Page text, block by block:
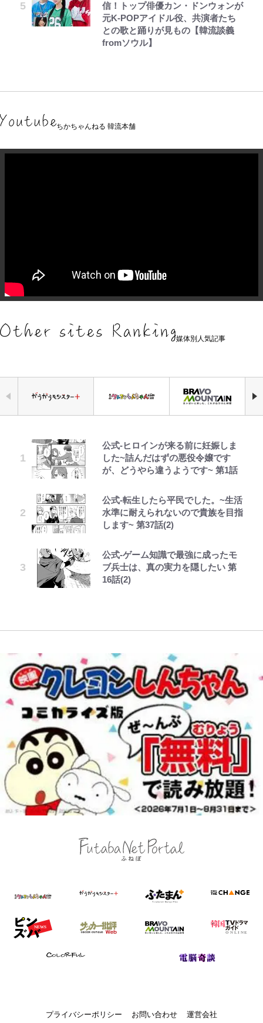
信！トップ俳優カン・ドンウォンが
元K-POPアイドル役、共演者たち
との歌と踊りが見もの【韓流談義
fromソウル】
ちかちゃんねる 韓流本舗
媒体別人気記事
公式-ヒロインが来る前に妊娠しま
した~詰んだはずの悪役令嬢です
が、どうやら違うようです~ 第1話
公式-転生したら平民でした。~生活
水準に耐えられないので貴族を目指
します~ 第37話(2)
公式-ゲーム知識で最強に成ったモ
ブ兵士は、真の実力を隠したい 第
16話(2)
浅草は日本の心だゾ
ボーちゃんの一途な気持ちだゾ
とうちゃんが出世するゾ
やってはいけない！「キャンプツー
リング」での「NGパッキング」7
選！ 安全＆快適につながる「荷物
「実体験レポ」
アユは「怒らせて掛ける」魚だっ
おもしろさを知る
【自転車】「若いときは登れたんだ
『ONE PIECE』今後の展開に絡ん
できそうな「意味深な表紙連載」
「神」エネルの月での展開に、元王
「BOSS×ポケモン30周年」第2弾
コラボ実施！ 新商品「歴戦の微
南や和也だけじゃない！『タッチ』
上杉達也の才能を「いち早く見出し
空の轍と大地の雲と 第1回
第3回 出版までの道のり・その2
レビュー『仮面家族』悠木シュン・
著
「危ない」「やめて」第1子妊娠中
の田中みな実、ゴリゴリヒール着用
に心配の声…ザックリ衣装にも意見
趣里「ショック」初めて語った“重
い意味” 三山凌輝「無反省メー
【川口春奈と結婚】板倉滉は「めっ
ちゃモテる」 年収7億円・お洒落・
元衆院議員・山尾志桜里が語る誹謗
中傷動画…「計り知れない」切り抜
き落選運動の影響と今語る「保育園
FRUITS ZIPPER鎮西寿々歌が語る
『天才てれびくん』時代の学びと
誹謗中傷も「『そうせざるを得ない
事情』がある」…山尾志桜里が
｢お土産最高すぎ笑｣｢どうやって入
手？｣ブライトン帰還の三笘薫、同
僚に“ポケカ”をプレゼント！｢薫の
ュテル可愛すぎ｣
｢モデルやってる｣｢かっけぇ｣三笘
ら大歓迎されてる｣｢元気な姿見れ
て…｣
プライバシーポリシー お問い合わせ 運営会社